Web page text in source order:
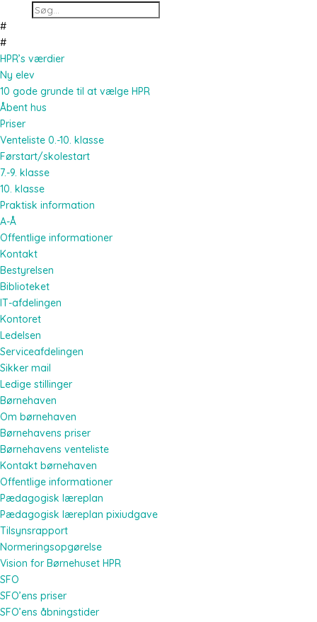
#
#
HPR’s værdier
Ny elev
10 gode grunde til at vælge HPR
Åbent hus
Priser
Venteliste 0.-10. klasse
Førstart/skolestart
7.-9. klasse
10. klasse
Praktisk information
A-Å
Offentlige informationer
Kontakt
Bestyrelsen
Biblioteket
IT-afdelingen
Kontoret
Ledelsen
Serviceafdelingen
Sikker mail
Ledige stillinger
Børnehaven
Om børnehaven
Børnehavens priser
Børnehavens venteliste
Kontakt børnehaven
Offentlige informationer
Pædagogisk læreplan
Pædagogisk læreplan pixiudgave
Tilsynsrapport
Normeringsopgørelse
Vision for Børnehuset HPR
SFO
SFO’ens priser
SFO’ens åbningstider